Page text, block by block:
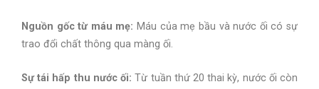
Nguồn gốc từ máu mẹ: Máu của mẹ bầu và nước ối có sự
trao đổi chất thông qua màng ối.
Sự tái hấp thu nước ối: Từ tuần thứ 20 thai kỳ, nước ối còn